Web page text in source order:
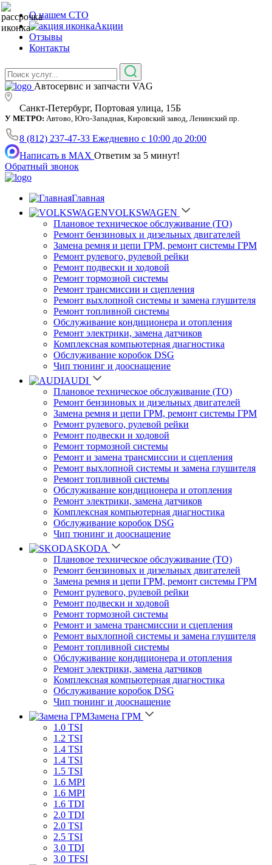
О нашем СТО
Акции
Отзывы
Контакты
Автосервис и запчасти VAG
Санкт-Петербург, Портовая улица, 15Б
У МЕТРО: Автово, Юго-Западная, Кировский завод, Ленинский пр.
8 (812) 237-47-33 Ежедневно с 10:00 до 20:00
Написать в MAX Ответим за 5 минут!
Обратный звонок
Главная
VOLKSWAGEN
Плановое техническое обслуживание (ТО)
Ремонт бензиновых и дизельных двигателей
Замена ремня и цепи ГРМ, ремонт системы ГРМ
Ремонт рулевого, рулевой рейки
Ремонт подвески и ходовой
Ремонт тормозной системы
Ремонт трансмиссии и сцепления
Ремонт выхлопной системы и замена глушителя
Ремонт топливной системы
Обслуживание кондиционера и отопления
Ремонт электрики, замена датчиков
Комплексная компьютерная диагностика
Обслуживание коробок DSG
Чип тюнинг и дооснащение
AUDI
Плановое техническое обслуживание (ТО)
Ремонт бензиновых и дизельных двигателей
Замена ремня и цепи ГРМ, ремонт системы ГРМ
Ремонт рулевого, рулевой рейки
Ремонт подвески и ходовой
Ремонт тормозной системы
Ремонт и замена трансмиссии и сцепления
Ремонт выхлопной системы и замена глушителя
Ремонт топливной системы
Обслуживание кондиционера и отопления
Ремонт электрики, замена датчиков
Комплексная компьютерная диагностика
Обслуживание коробок DSG
Чип тюнинг и дооснащение
SKODA
Плановое техническое обслуживание (ТО)
Ремонт бензиновых и дизельных двигателей
Замена ремня и цепи ГРМ, ремонт системы ГРМ
Ремонт рулевого, рулевой рейки
Ремонт подвески и ходовой
Ремонт тормозной системы
Ремонт и замена трансмиссии и сцепления
Ремонт выхлопной системы и замена глушителя
Ремонт топливной системы
Обслуживание кондиционера и отопления
Ремонт электрики, замена датчиков
Комплексная компьютерная диагностика
Обслуживание коробок DSG
Чип тюнинг и дооснащение
Замена ГРМ
1.0 TSI
1.2 TSI
1.4 TSI
1.4 TSI
1.5 TSI
1.6 MPI
1.6 MPI
1.6 TDI
2.0 TDI
2.0 TSI
2.5 TSI
3.0 TDI
3.0 TFSI